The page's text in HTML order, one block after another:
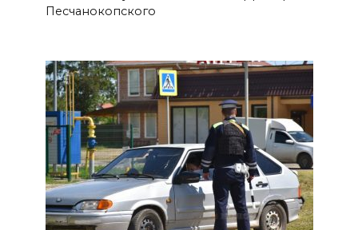
В Железнодорожном районе
Ростова-на-Дону на сутки
отключат воду из-за
капремонта сетей
07 августа 2026 20:32
Полиция ищет вандалов,
осквернивших стелу
Песчанокопского